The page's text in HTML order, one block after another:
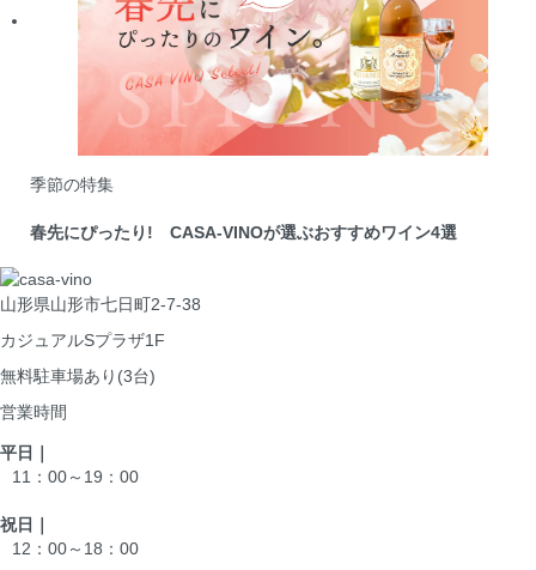
季節の特集
春先にぴったり! CASA-VINOが選ぶおすすめワイン4選
山形県山形市七日町2-7-38
カジュアルSプラザ1F
無料駐車場あり(3台)
営業時間
平日｜
11：00～19：00
祝日｜
12：00～18：00